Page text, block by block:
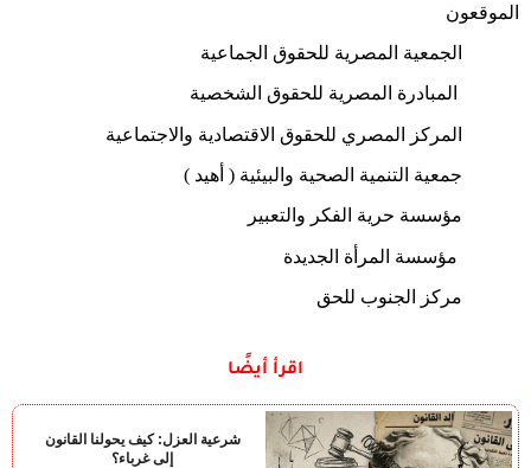
الموقعون
الجمعية المصرية للحقوق الجماعية
المبادرة المصرية للحقوق الشخصية
المركز المصري للحقوق الاقتصادية والاجتماعية
جمعية التنمية الصحية والبيئية ( أهيد )
مؤسسة حرية الفكر والتعبير
مؤسسة المرأة الجديدة
مركز الجنوب للحق
اقرأ أيضًا
شرعية العزل: كيف يحولنا القانون
إلى غرباء؟